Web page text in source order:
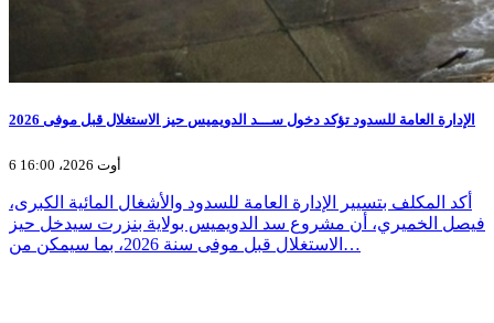
الإدارة العامة للسدود تؤكد دخول ســـد الدويميس حيز الاستغلال قبل موفى 2026
6 أوت 2026، 16:00
أكد المكلف بتسيير الإدارة العامة للسدود والأشغال المائية الكبرى،
فيصل الخميري، أن مشروع سد الدويميس بولاية بنزرت سيدخل حيز
الاستغلال قبل موفى سنة 2026، بما سيمكن من…